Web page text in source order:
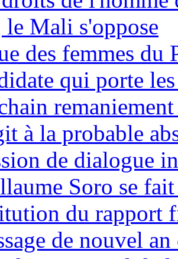
le Mali s'oppose
des femmes du
qui porte
à la probable
de dialogue
Soro se
du rapport
de nouvel